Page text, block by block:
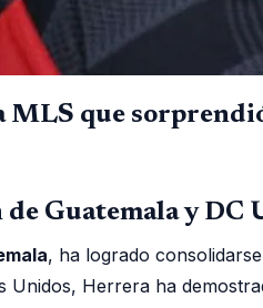
que
Guatemala y DC
, ha logrado
Herrera ha